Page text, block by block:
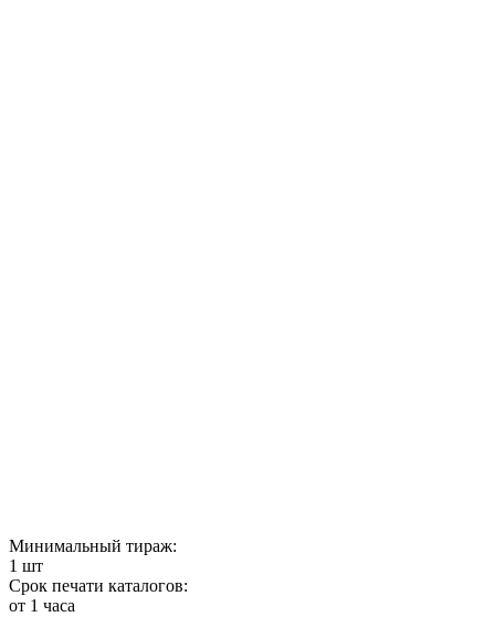
Минимальный тираж:
1 шт
Срок печати каталогов:
от 1 часа